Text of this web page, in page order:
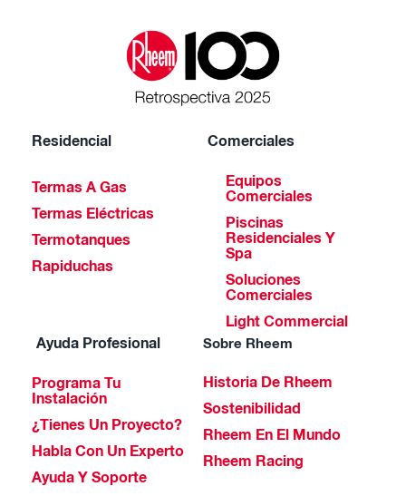
Residencial
Termas A Gas
Termas Eléctricas
Termotanques
Rapiduchas
Comerciales
Equipos
Comerciales
Piscinas
Residenciales Y
Spa
Soluciones
Comerciales
Light Commercial
Ayuda Profesional
Programa Tu
Instalación
¿Tienes Un Proyecto?
Habla Con Un Experto
Ayuda Y Soporte
Sobre Rheem
Historia De Rheem
Sostenibilidad
Rheem En El Mundo
Rheem Racing